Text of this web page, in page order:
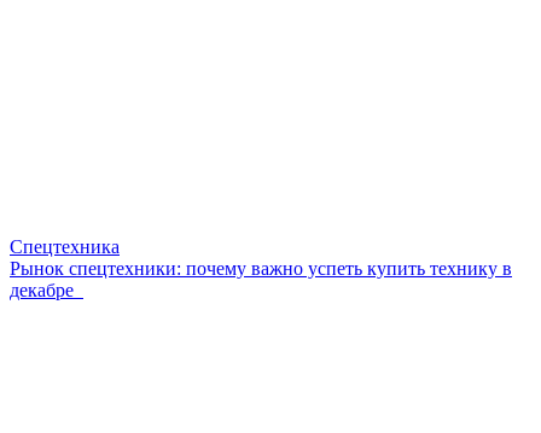
Спецтехника
Рынок спецтехники: почему важно успеть купить технику в
декабре